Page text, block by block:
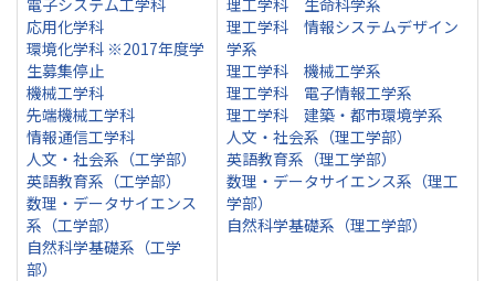
電子システム工学科
応用化学科
環境化学科 ※2017年度学
生募集停止
機械工学科
先端機械工学科
情報通信工学科
人文・社会系（工学部）
英語教育系（工学部）
数理・データサイエンス
系（工学部）
自然科学基礎系（工学
部）
理工学科 生命科学系
理工学科 情報システムデザイン
学系
理工学科 機械工学系
理工学科 電子情報工学系
理工学科 建築・都市環境学系
人文・社会系（理工学部）
英語教育系（理工学部）
数理・データサイエンス系（理工
学部）
自然科学基礎系（理工学部）